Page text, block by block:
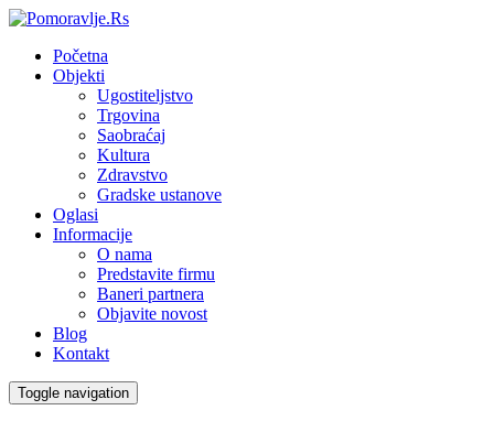
Početna
Objekti
Ugostiteljstvo
Trgovina
Saobraćaj
Kultura
Zdravstvo
Gradske ustanove
Oglasi
Informacije
O nama
Predstavite firmu
Baneri partnera
Objavite novost
Blog
Kontakt
Toggle navigation